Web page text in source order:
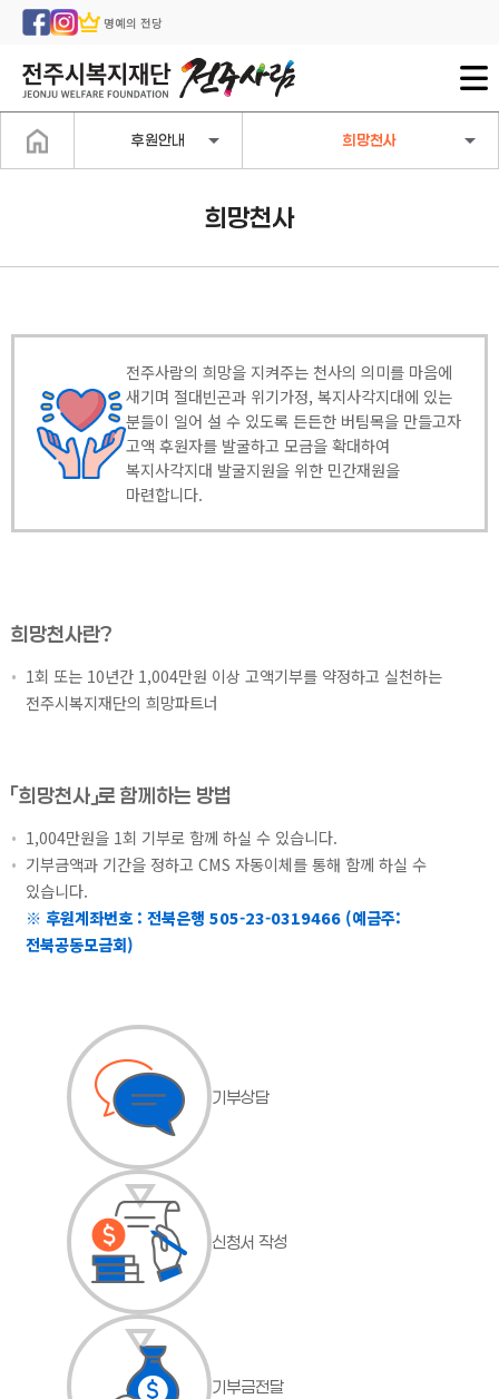
명예의 전당
후원안내 희망천사
희망천사
전주사람의 희망을 지켜주는 천사의 의미를 마음에
새기며 절대빈곤과 위기가정, 복지사각지대에 있는
분들이 일어 설 수 있도록 든든한 버팀목을 만들고자
고액 후원자를 발굴하고 모금을 확대하여
복지사각지대 발굴지원을 위한 민간재원을
마련합니다.
희망천사란?
1회 또는 10년간 1,004만원 이상 고액기부를 약정하고 실천하는
전주시복지재단의 희망파트너
「희망천사」로 함께하는 방법
1,004만원을 1회 기부로 함께 하실 수 있습니다.
기부금액과 기간을 정하고 CMS 자동이체를 통해 함께 하실 수
있습니다.
※ 후원계좌번호 : 전북은행 505-23-0319466 (예금주:
전북공동모금회)
기부상담
신청서 작성
기부금전달